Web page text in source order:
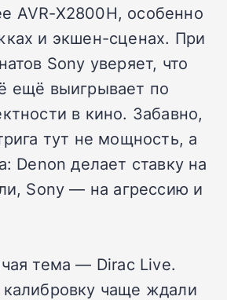
AVR-X2800H, особенно
и экшен-сценах. При
Sony уверяет, что
ещё выигрывает по
в кино. Забавно,
тут не мощность, а
Denon делает ставку на
Sony — на агрессию и
тема — Dirac Live.
чаще ждали